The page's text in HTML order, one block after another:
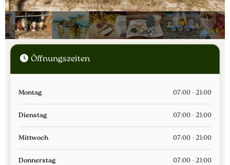
Öffnungszeiten
Montag 07:00 - 21:00
Dienstag 07:00 - 21:00
Mittwoch 07:00 - 21:00
Donnerstag 07:00 - 21:00